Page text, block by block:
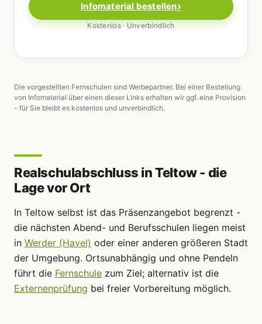
Infomaterial bestellen
Kostenlos · Unverbindlich
Die vorgestellten Fernschulen sind Werbepartner. Bei einer Bestellung
von Infomaterial über einen dieser Links erhalten wir ggf. eine Provision
- für Sie bleibt es kostenlos und unverbindlich.
Realschulabschluss in Teltow - die
Lage vor Ort
In Teltow selbst ist das Präsenzangebot begrenzt -
die nächsten Abend- und Berufsschulen liegen meist
in Werder (Havel) oder einer anderen größeren Stadt
der Umgebung. Ortsunabhängig und ohne Pendeln
führt die Fernschule zum Ziel; alternativ ist die
Externenprüfung bei freier Vorbereitung möglich.